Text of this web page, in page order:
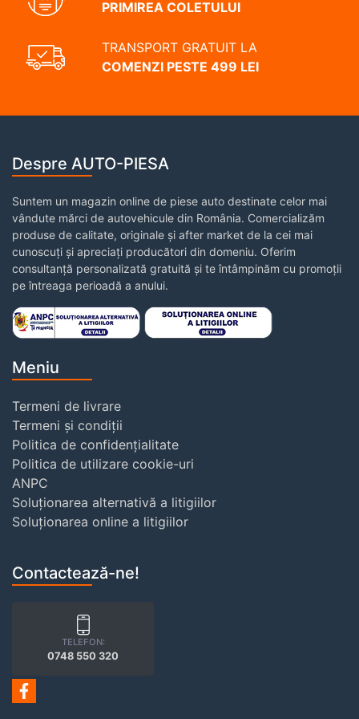
PRIMIREA COLETULUI
TRANSPORT GRATUIT LA
COMENZI PESTE 499 LEI
Despre AUTO-PIESA
Suntem un magazin online de piese auto destinate celor mai
vândute mărci de autovehicule din România. Comercializăm
produse de calitate, originale și after market de la cei mai
cunoscuți și apreciați producători din domeniu. Oferim
consultanță personalizată gratuită și te întâmpinăm cu promoții
pe întreaga perioadă a anului.
Meniu
Termeni de livrare
Termeni și condiții
Politica de confidențialitate
Politica de utilizare cookie-uri
ANPC
Soluționarea alternativă a litigiilor
Soluționarea online a litigiilor
Contactează-ne!
TELEFON:
0748 550 320